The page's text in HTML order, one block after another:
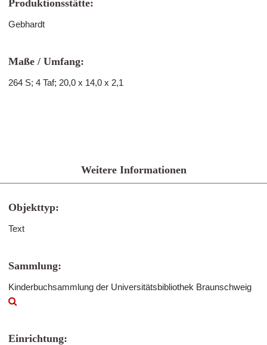
Produktionsstätte:
Gebhardt
Maße / Umfang:
264 S; 4 Taf; 20,0 x 14,0 x 2,1
Weitere Informationen
Objekttyp:
Text
Sammlung:
Kinderbuchsammlung der Universitätsbibliothek Braunschweig
Einrichtung: